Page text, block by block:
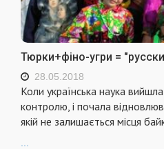
Тюрки+фіно-угри =
28.05.2018
Коли українська наука
контролю, і почала
якій не залишається місця